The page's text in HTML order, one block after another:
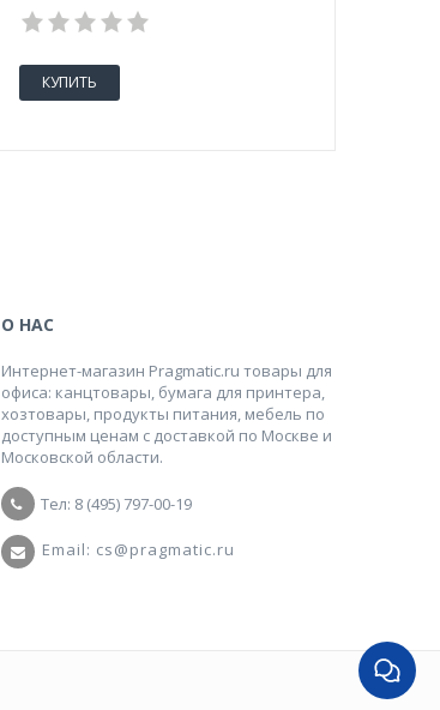
КУПИТЬ
1 2 3 4
О НАС
Интернет-магазин Pragmatic.ru товары для
офиса: канцтовары, бумага для принтера,
хозтовары, продукты питания, мебель по
доступным ценам с доставкой по Москве и
Московской области.
Тел: 8 (495) 797-00-19
Email: cs@pragmatic.ru